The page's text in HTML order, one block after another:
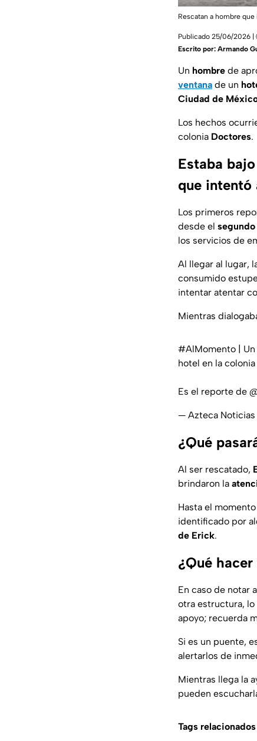
Rescatan a hombre que
Publicado 25/06/2026 |
Escrito por: Armando
Un hombre de
ventana de un
Ciudad de
Los hechos
colonia Doctores.
Estaba
que intentó
Los primeros
desde el
los servicios de
Al llegar al lugar,
consumido
intentar atentar
Mientras
#AlMomento |
hotel en la
Es el reporte de
— Azteca
¿Qué
Al ser rescatado,
brindaron la
Hasta el
identificado por
de Erick.
¿Qué
En caso de notar
otra estructura,
apoyo; recuerda
Si es un puente,
alertarlos de
Mientras llega la
pueden
Tags relacionados